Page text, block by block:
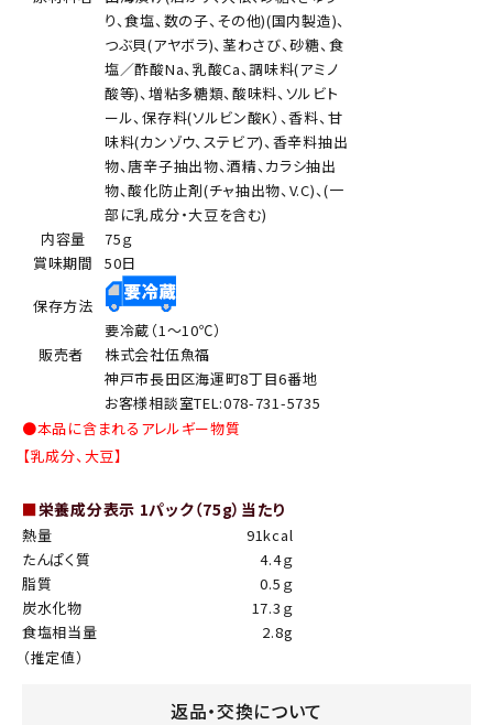
り、食塩、数の子、その他)(国内製造)、
つぶ貝(アヤボラ)、茎わさび、砂糖、食
塩／酢酸Na、乳酸Ca、調味料(アミノ
酸等)、増粘多糖類、酸味料、ソルビト
ール、保存料(ソルビン酸K）、香料、甘
味料(カンゾウ、ステビア)、香辛料抽出
物、唐辛子抽出物、酒精、カラシ抽出
物、酸化防止剤(チャ抽出物、V.C)、(一
部に乳成分・大豆を含む)
内容量
75ｇ
賞味期間
50日
保存方法
要冷蔵（1～10℃）
販売者
株式会社伍魚福
神戸市長田区海運町8丁目6番地
お客様相談室TEL:078-731-5735
●本品に含まれるアレルギー物質
【乳成分、大豆】
■栄養成分表示 1パック（75g）当たり
熱量
91kcal
たんぱく質
4.4ｇ
脂質
0.5ｇ
炭水化物
17.3ｇ
食塩相当量
2.8g
（推定値）
返品・交換について